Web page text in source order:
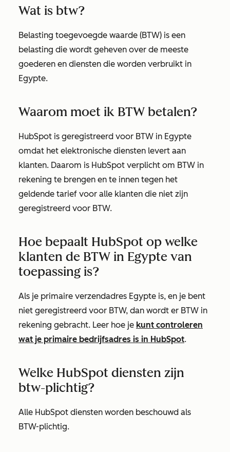
Wat is btw?
Belasting toegevoegde waarde (BTW) is een
belasting die wordt geheven over de meeste
goederen en diensten die worden verbruikt in
Egypte.
Waarom moet ik BTW betalen?
HubSpot is geregistreerd voor BTW in Egypte
omdat het elektronische diensten levert aan
klanten. Daarom is HubSpot verplicht om BTW in
rekening te brengen en te innen tegen het
geldende tarief voor alle klanten die niet zijn
geregistreerd voor BTW.
Hoe bepaalt HubSpot op welke
klanten de BTW in Egypte van
toepassing is?
Als je primaire verzendadres Egypte is, en je bent
niet geregistreerd voor BTW, dan wordt er BTW in
rekening gebracht. Leer hoe je kunt controleren
wat je primaire bedrijfsadres is in HubSpot.
Welke HubSpot diensten zijn
btw-plichtig?
Alle HubSpot diensten worden beschouwd als
BTW-plichtig.